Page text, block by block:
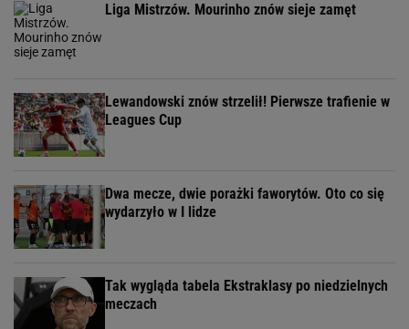
Liga Mistrzów. Mourinho znów sieje zamęt
Lewandowski znów strzelił! Pierwsze trafienie w
Leagues Cup
Dwa mecze, dwie porażki faworytów. Oto co się
wydarzyło w I lidze
Tak wygląda tabela Ekstraklasy po niedzielnych
meczach